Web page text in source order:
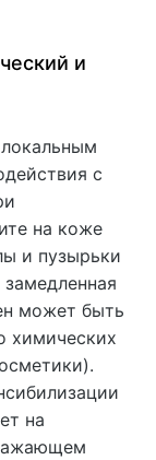
и
с
на коже
и пузырьки
может быть
химических
на